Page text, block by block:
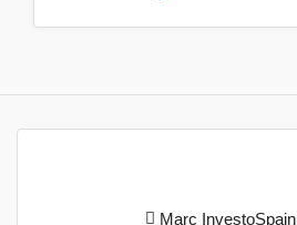
Marc InvestoSpain